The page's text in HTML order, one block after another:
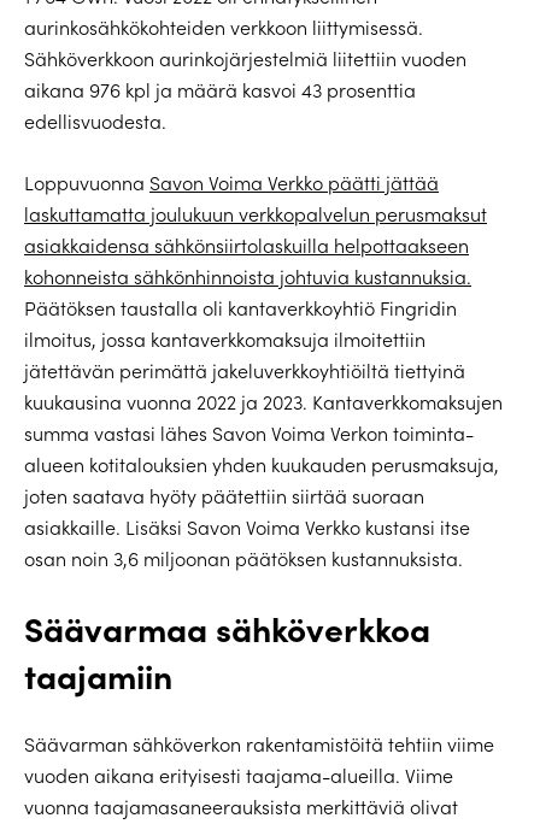
aurinkosähkökohteiden verkkoon liittymisessä.
Sähköverkkoon aurinkojärjestelmiä liitettiin vuoden
aikana 976 kpl ja määrä kasvoi 43 prosenttia
edellisvuodesta.
Loppuvuonna Savon Voima Verkko päätti jättää
laskuttamatta joulukuun verkkopalvelun perusmaksut
asiakkaidensa sähkönsiirtolaskuilla helpottaakseen
kohonneista sähkönhinnoista johtuvia kustannuksia.
Päätöksen taustalla oli kantaverkkoyhtiö Fingridin
ilmoitus, jossa kantaverkkomaksuja ilmoitettiin
jätettävän perimättä jakeluverkkoyhtiöiltä tiettyinä
kuukausina vuonna 2022 ja 2023. Kantaverkkomaksujen
summa vastasi lähes Savon Voima Verkon toiminta-
alueen kotitalouksien yhden kuukauden perusmaksuja,
joten saatava hyöty päätettiin siirtää suoraan
asiakkaille. Lisäksi Savon Voima Verkko kustansi itse
osan noin 3,6 miljoonan päätöksen kustannuksista.
Säävarmaa sähköverkkoa
taajamiin
Säävarman sähköverkon rakentamistöitä tehtiin viime
vuoden aikana erityisesti taajama-alueilla. Viime
vuonna taajamasaneerauksista merkittäviä olivat